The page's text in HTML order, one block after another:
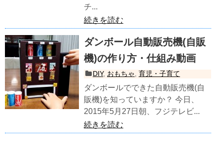
チ...
続きを読む
ダンボール自動販売機(自販
機)の作り方・仕組み動画
DIY, おもちゃ, 育児・子育て
ダンボールでできた自動販売機(自
販機)を知っていますか？ 今日、
2015年5月27日朝、フジテレビ...
続きを読む